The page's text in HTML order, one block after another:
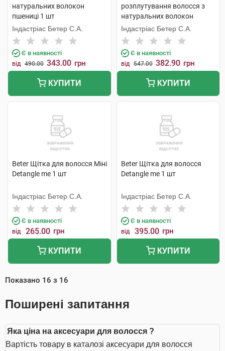
натуральних волокон
пшениці 1 шт
Індастріас Бетер С.А.
Є в наявності
від 490.00 343.00 грн
КУПИТИ
розплутування волосся з
натуральних волокон
пшениці 1 шт
Індастріас Бетер С.А.
Є в наявності
від 547.00 382.90 грн
КУПИТИ
Beter Щітка для волосся Міні
Detangle me 1 шт
Індастріас Бетер С.А.
Є в наявності
від 265.00 грн
КУПИТИ
Beter Щітка для волосся
Detangle me 1 шт
Індастріас Бетер С.А.
Є в наявності
від 395.00 грн
КУПИТИ
Показано 16 з 16
Поширені запитання
Яка ціна на аксесуари для волосся ?
Вартість товару в каталозі аксесуари для волосся